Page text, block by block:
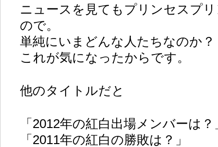
ニュースを見てもプリンセスプ
ので。
単純にいまどんな人たちなのか？
これが気になったからです。
他のタイトルだと
「2012年の紅白出場メンバーは？
「2011年の紅白の勝敗は？」